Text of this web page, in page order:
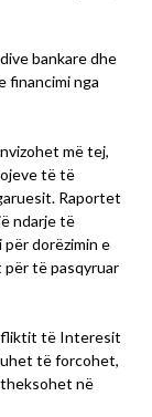
bankare dhe
financimi nga
më tej,
të të
Raportet
ndarje të
për dorëzimin e
të pasqyruar
të Interesit
të forcohet,
në